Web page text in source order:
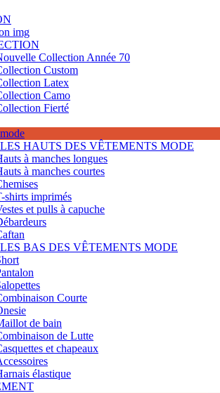
img
Collection Année 70
Custom
Latex
Camo
Fierté
HAUTS DES VÊTEMENTS MODE
à manches longues
à manches courtes
shirts imprimés
et pulls à capuche
BAS DES VÊTEMENTS MODE
Courte
de bain
de Lutte
et chapeaux
élastique